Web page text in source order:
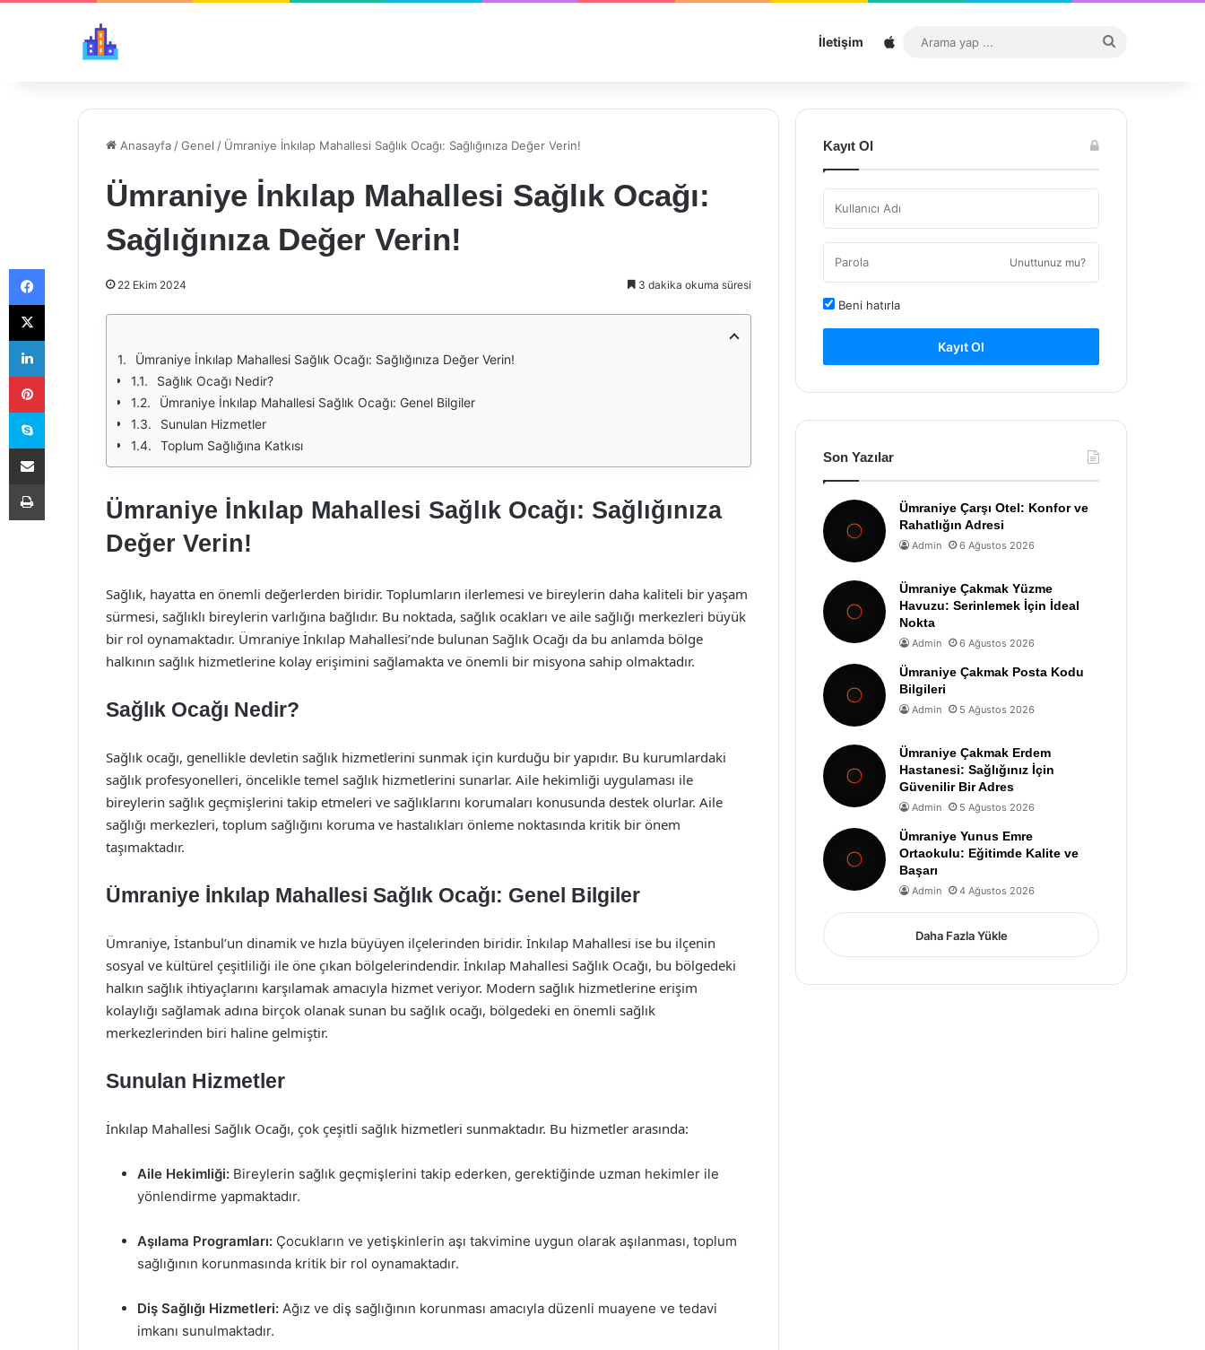
İletişim Sitemap
...
Anasayfa /Genel / Ümraniye İnkılap Mahallesi Sağlık Ocağı: Sağlığınıza Değer Verin!
Ümraniye İnkılap Mahallesi Sağlık Ocağı:
Sağlığınıza Değer Verin!
22 Ekim 2024 3 dakika okuma süresi
Ümraniye İnkılap Mahallesi Sağlık Ocağı: Sağlığınıza Değer Verin!
Sağlık Ocağı Nedir?
Ümraniye İnkılap Mahallesi Sağlık Ocağı: Genel Bilgiler
Sunulan Hizmetler
Toplum Sağlığına Katkısı
Ümraniye İnkılap Mahallesi Sağlık Ocağı: Sağlığınıza
Değer Verin!
Sağlık, hayatta en önemli değerlerden biridir. Toplumların ilerlemesi ve bireylerin daha kaliteli bir yaşam
sürmesi, sağlıklı bireylerin varlığına bağlıdır. Bu noktada, sağlık ocakları ve aile sağlığı merkezleri büyük
bir rol oynamaktadır. Ümraniye İnkılap Mahallesi’nde bulunan Sağlık Ocağı da bu anlamda bölge
halkının sağlık hizmetlerine kolay erişimini sağlamakta ve önemli bir misyona sahip olmaktadır.
Sağlık Ocağı Nedir?
Sağlık ocağı, genellikle devletin sağlık hizmetlerini sunmak için kurduğu bir yapıdır. Bu kurumlardaki
sağlık profesyonelleri, öncelikle temel sağlık hizmetlerini sunarlar. Aile hekimliği uygulaması ile
bireylerin sağlık geçmişlerini takip etmeleri ve sağlıklarını korumaları konusunda destek olurlar. Aile
sağlığı merkezleri, toplum sağlığını koruma ve hastalıkları önleme noktasında kritik bir önem
taşımaktadır.
Ümraniye İnkılap Mahallesi Sağlık Ocağı: Genel Bilgiler
Ümraniye, İstanbul’un dinamik ve hızla büyüyen ilçelerinden biridir. İnkılap Mahallesi ise bu ilçenin
sosyal ve kültürel çeşitliliği ile öne çıkan bölgelerindendir. İnkılap Mahallesi Sağlık Ocağı, bu bölgedeki
halkın sağlık ihtiyaçlarını karşılamak amacıyla hizmet veriyor. Modern sağlık hizmetlerine erişim
kolaylığı sağlamak adına birçok olanak sunan bu sağlık ocağı, bölgedeki en önemli sağlık
merkezlerinden biri haline gelmiştir.
Sunulan Hizmetler
İnkılap Mahallesi Sağlık Ocağı, çok çeşitli sağlık hizmetleri sunmaktadır. Bu hizmetler arasında:
Aile Hekimliği: Bireylerin sağlık geçmişlerini takip ederken, gerektiğinde uzman hekimler ile
yönlendirme yapmaktadır.
Aşılama Programları: Çocukların ve yetişkinlerin aşı takvimine uygun olarak aşılanması, toplum
sağlığının korunmasında kritik bir rol oynamaktadır.
Diş Sağlığı Hizmetleri: Ağız ve diş sağlığının korunması amacıyla düzenli muayene ve tedavi
imkanı sunulmaktadır.
Kayıt Ol
Unuttunuz mu?
Beni hatırla
Kayıt Ol
Son Yazılar
Ümraniye Çarşı Otel: Konfor ve
Rahatlığın Adresi
Admin 6 Ağustos 2026
Ümraniye Çakmak Yüzme
Havuzu: Serinlemek İçin İdeal
Nokta
Admin 6 Ağustos 2026
Ümraniye Çakmak Posta Kodu
Bilgileri
Admin 5 Ağustos 2026
Ümraniye Çakmak Erdem
Hastanesi: Sağlığınız İçin
Güvenilir Bir Adres
Admin 5 Ağustos 2026
Ümraniye Yunus Emre
Ortaokulu: Eğitimde Kalite ve
Başarı
Admin 4 Ağustos 2026
Daha Fazla Yükle
Facebook
X
LinkedIn
Pinterest
Skype
E-Posta ile paylaş